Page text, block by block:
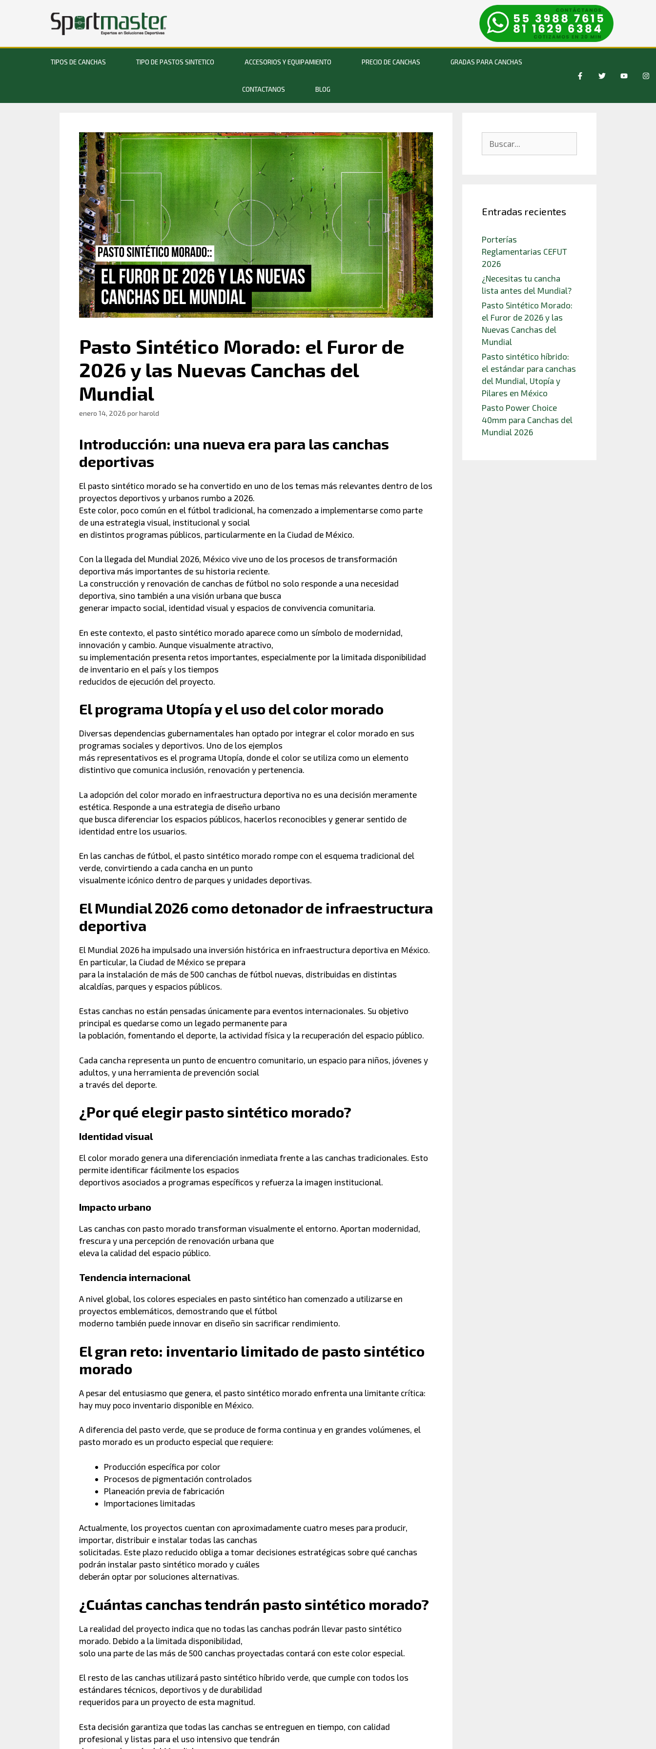
TIPOS DE CANCHAS TIPO DE PASTOS SINTETICO ACCESORIOS Y EQUIPAMIENTO PRECIO DE CANCHAS GRADAS PARA CANCHAS
CONTACTANOS BLOG
Pasto Sintético Morado: el Furor de
2026 y las Nuevas Canchas del
Mundial
enero 14, 2026 porharold
Introducción: una nueva era para las canchas
deportivas
El pasto sintético morado se ha convertido en uno de los temas más relevantes dentro de los
proyectos deportivos y urbanos rumbo a 2026.
Este color, poco común en el fútbol tradicional, ha comenzado a implementarse como parte
de una estrategia visual, institucional y social
en distintos programas públicos, particularmente en la Ciudad de México.
Con la llegada del Mundial 2026, México vive uno de los procesos de transformación
deportiva más importantes de su historia reciente.
La construcción y renovación de canchas de fútbol no solo responde a una necesidad
deportiva, sino también a una visión urbana que busca
generar impacto social, identidad visual y espacios de convivencia comunitaria.
En este contexto, el pasto sintético morado aparece como un símbolo de modernidad,
innovación y cambio. Aunque visualmente atractivo,
su implementación presenta retos importantes, especialmente por la limitada disponibilidad
de inventario en el país y los tiempos
reducidos de ejecución del proyecto.
El programa Utopía y el uso del color morado
Diversas dependencias gubernamentales han optado por integrar el color morado en sus
programas sociales y deportivos. Uno de los ejemplos
más representativos es el programa Utopía, donde el color se utiliza como un elemento
distintivo que comunica inclusión, renovación y pertenencia.
La adopción del color morado en infraestructura deportiva no es una decisión meramente
estética. Responde a una estrategia de diseño urbano
que busca diferenciar los espacios públicos, hacerlos reconocibles y generar sentido de
identidad entre los usuarios.
En las canchas de fútbol, el pasto sintético morado rompe con el esquema tradicional del
verde, convirtiendo a cada cancha en un punto
visualmente icónico dentro de parques y unidades deportivas.
El Mundial 2026 como detonador de infraestructura
deportiva
El Mundial 2026 ha impulsado una inversión histórica en infraestructura deportiva en México.
En particular, la Ciudad de México se prepara
para la instalación de más de 500 canchas de fútbol nuevas, distribuidas en distintas
alcaldías, parques y espacios públicos.
Estas canchas no están pensadas únicamente para eventos internacionales. Su objetivo
principal es quedarse como un legado permanente para
la población, fomentando el deporte, la actividad física y la recuperación del espacio público.
Cada cancha representa un punto de encuentro comunitario, un espacio para niños, jóvenes y
adultos, y una herramienta de prevención social
a través del deporte.
¿Por qué elegir pasto sintético morado?
Identidad visual
El color morado genera una diferenciación inmediata frente a las canchas tradicionales. Esto
permite identificar fácilmente los espacios
deportivos asociados a programas específicos y refuerza la imagen institucional.
Impacto urbano
Las canchas con pasto morado transforman visualmente el entorno. Aportan modernidad,
frescura y una percepción de renovación urbana que
eleva la calidad del espacio público.
Tendencia internacional
A nivel global, los colores especiales en pasto sintético han comenzado a utilizarse en
proyectos emblemáticos, demostrando que el fútbol
moderno también puede innovar en diseño sin sacrificar rendimiento.
El gran reto: inventario limitado de pasto sintético
morado
A pesar del entusiasmo que genera, el pasto sintético morado enfrenta una limitante crítica:
hay muy poco inventario disponible en México.
A diferencia del pasto verde, que se produce de forma continua y en grandes volúmenes, el
pasto morado es un producto especial que requiere:
Producción específica por color
Procesos de pigmentación controlados
Planeación previa de fabricación
Importaciones limitadas
Actualmente, los proyectos cuentan con aproximadamente cuatro meses para producir,
importar, distribuir e instalar todas las canchas
solicitadas. Este plazo reducido obliga a tomar decisiones estratégicas sobre qué canchas
podrán instalar pasto sintético morado y cuáles
deberán optar por soluciones alternativas.
¿Cuántas canchas tendrán pasto sintético morado?
La realidad del proyecto indica que no todas las canchas podrán llevar pasto sintético
morado. Debido a la limitada disponibilidad,
solo una parte de las más de 500 canchas proyectadas contará con este color especial.
El resto de las canchas utilizará pasto sintético híbrido verde, que cumple con todos los
estándares técnicos, deportivos y de durabilidad
requeridos para un proyecto de esta magnitud.
Esta decisión garantiza que todas las canchas se entreguen en tiempo, con calidad
profesional y listas para el uso intensivo que tendrán
Entradas recientes
Porterías
Reglamentarias CEFUT
2026
¿Necesitas tu cancha
lista antes del Mundial?
Pasto Sintético Morado:
el Furor de 2026 y las
Nuevas Canchas del
Mundial
Pasto sintético híbrido:
el estándar para canchas
del Mundial, Utopía y
Pilares en México
Pasto Power Choice
40mm para Canchas del
Mundial 2026